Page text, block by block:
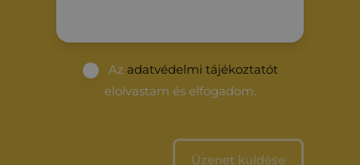
Az adatvédelmi tájékoztatót
elolvastam és elfogadom.